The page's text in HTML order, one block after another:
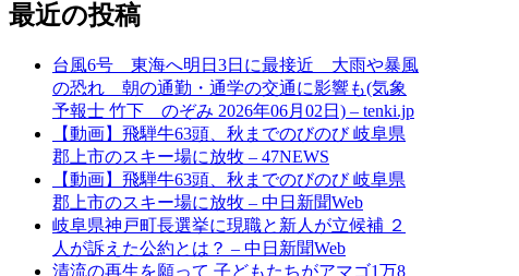
最近の投稿
台風6号 東海へ明日3日に最接近 大雨や暴風
の恐れ 朝の通勤・通学の交通に影響も(気象
予報士 竹下 のぞみ 2026年06月02日) – tenki.jp
【動画】飛騨牛63頭、秋までのびのび 岐阜県
郡上市のスキー場に放牧 – 47NEWS
【動画】飛騨牛63頭、秋までのびのび 岐阜県
郡上市のスキー場に放牧 – 中日新聞Web
岐阜県神戸町長選挙に現職と新人が立候補 ２
人が訴えた公約とは？ – 中日新聞Web
清流の再生を願って 子どもたちがアマゴ1万8